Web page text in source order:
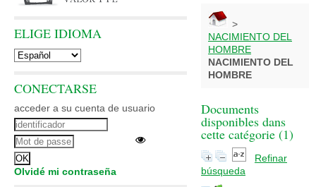
>
NACIMIENTO DEL
HOMBRE
NACIMIENTO DEL
HOMBRE
Documents
disponibles dans
cette catégorie (1)
Refinar
búsqueda
ELIGE IDIOMA
CONECTARSE
acceder a su cuenta de usuario
Olvidé mi contraseña